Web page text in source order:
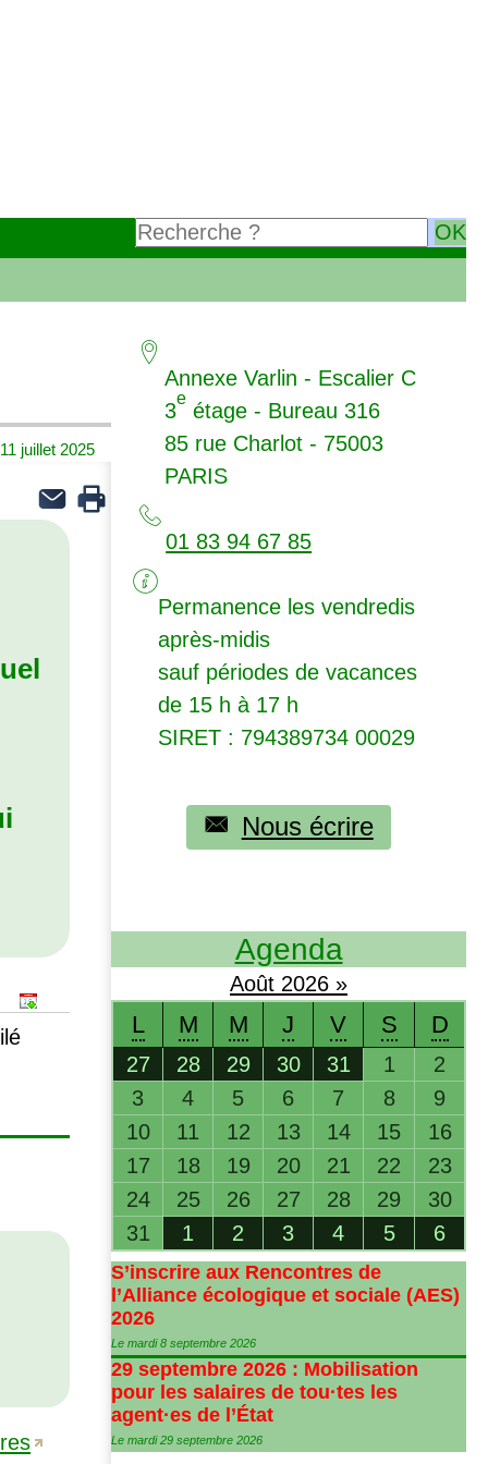
juillet 2025
Annexe Varlin - Escalier C
3
e
étage - Bureau 316
85 rue Charlot - 75003
PARIS
01 83 94 67 85
Permanence les vendredis
après-midis
sauf périodes de vacances
de 15 h à 17 h
SIRET : 794389734 00029
Nous écrire
Agenda
Août 2026 »
L M M J V S D
27 28 29 30 31 1
2
3
4 5 6 7 8
9
10
11 12 13 14 15
16
17
18 19 20 21 22
23
24
25 26 27 28 29
30
31
1 2 3 4 5 6
S’inscrire aux Rencontres de
l’Alliance écologique et sociale (AES)
2026
Le mardi 8 septembre 2026
29 septembre 2026 : Mobilisation
pour les salaires de tou·tes les
agent·es de l’État
Le mardi 29 septembre 2026